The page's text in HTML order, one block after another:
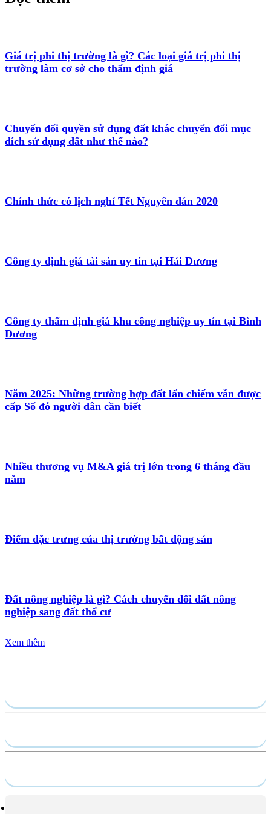
Giá trị phi thị trường là gì? Các loại giá trị phi thị
trường làm cơ sở cho thẩm định giá
Chuyển đổi quyền sử dụng đất khác chuyển đổi mục
đích sử dụng đất như thế nào?
Chính thức có lịch nghỉ Tết Nguyên đán 2020
Công ty định giá tài sản uy tín tại Hải Dương
Công ty thẩm định giá khu công nghiệp uy tín tại Bình
Dương
Năm 2025: Những trường hợp đất lấn chiếm vẫn được
cấp Sổ đỏ người dân cần biết
Nhiều thương vụ M&A giá trị lớn trong 6 tháng đầu
năm
Điểm đặc trưng của thị trường bất động sản
Đất nông nghiệp là gì? Cách chuyển đổi đất nông
nghiệp sang đất thổ cư
Xem thêm